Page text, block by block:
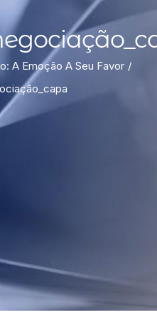
A Emoção A Seu Favor